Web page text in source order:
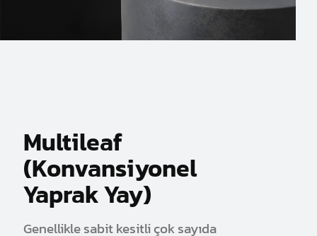
Multileaf
(Konvansiyonel
Yaprak Yay)
Genellikle sabit kesitli çok sayıda